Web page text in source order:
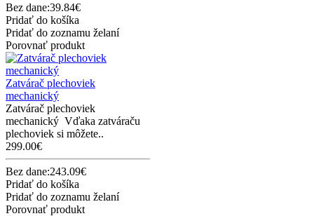
Bez dane:39.84€
Pridať do košíka
Pridať do zoznamu želaní
Porovnať produkt
Zatvárač plechoviek
mechanický
Zatvárač plechoviek
mechanický Vďaka zatváraču
plechoviek si môžete..
299.00€
Bez dane:243.09€
Pridať do košíka
Pridať do zoznamu želaní
Porovnať produkt